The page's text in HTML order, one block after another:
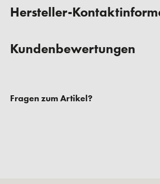
Hersteller-
Kundenbewertungen
Fragen zum Artikel?